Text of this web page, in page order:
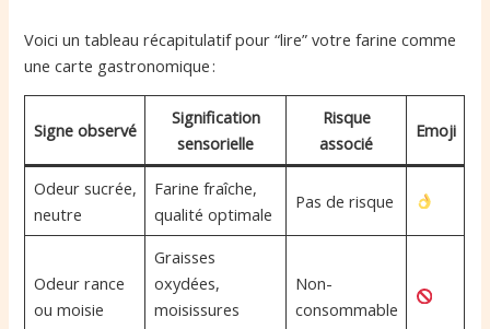
Voici un tableau récapitulatif pour “lire” votre farine comme
une carte gastronomique :
Signe observé
Signification
sensorielle
Risque
associé
Emoji
Odeur sucrée,
neutre
Farine fraîche,
qualité optimale
Pas de risque
Odeur rance
ou moisie
Graisses
oxydées,
moisissures
Non-
consommable